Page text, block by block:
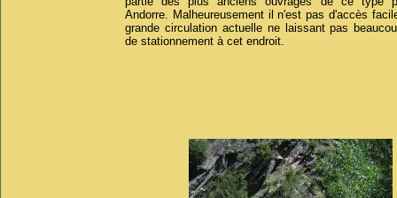
Andorre. Malheureusement il n'est pas d'accès
grande circulation actuelle ne laissant pas
de stationnement à cet endroit.